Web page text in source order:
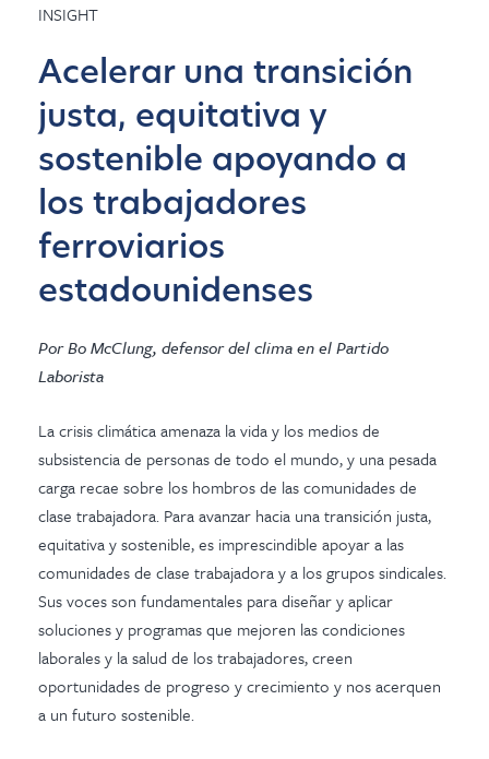
INSIGHT
Acelerar una transición
justa, equitativa y
sostenible apoyando a
los trabajadores
ferroviarios
estadounidenses
Por Bo McClung, defensor del clima en el Partido
Laborista
La crisis climática amenaza la vida y los medios de
subsistencia de personas de todo el mundo, y una pesada
carga recae sobre los hombros de las comunidades de
clase trabajadora. Para avanzar hacia una transición justa,
equitativa y sostenible, es imprescindible apoyar a las
comunidades de clase trabajadora y a los grupos sindicales.
Sus voces son fundamentales para diseñar y aplicar
soluciones y programas que mejoren las condiciones
laborales y la salud de los trabajadores, creen
oportunidades de progreso y crecimiento y nos acerquen
a un futuro sostenible.